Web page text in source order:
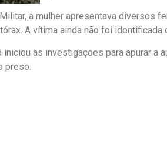
a mulher apresentava diversos
A vítima ainda não foi
as investigações para apurar a
preso.